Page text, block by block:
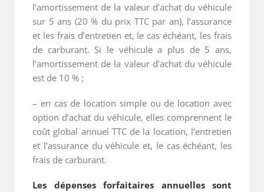
l’amortissement de la valeur d’achat du véhicule
sur 5 ans (20 % du prix TTC par an), l’assurance
et les frais d’entretien et, le cas échéant, les frais
de carburant. Si le véhicule a plus de 5 ans,
l’amortissement de la valeur d’achat du véhicule
est de 10 % ;
– en cas de location simple ou de location avec
option d’achat du véhicule, elles comprennent le
coût global annuel TTC de la location, l’entretien
et l’assurance du véhicule et, le cas échéant, les
frais de carburant.
Les dépenses forfaitaires annuelles sont